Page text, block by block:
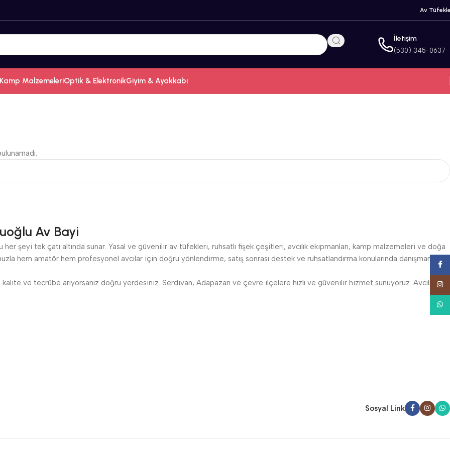
Av
İletişim
(530) 345-0637
Kamp MalzemeleriOptik & ElektronikGiyim & Ayakkabı
Av Bayi
her şeyi tek çatı altında sunar. Yasal ve güvenilir av tüfekleri, ruhsatlı fişek çeşitleri, avcılık ekipmanları, kamp malzemeleri ve doğa
hem amatör hem profesyonel avcılar için doğru yönlendirme, satış sonrası destek ve ruhsatlandırma konularında danışmanlık
ve tecrübe arıyorsanız doğru yerdesiniz. Serdivan, Adapazarı ve çevre ilçelere hızlı ve güvenilir hizmet sunuyoruz. Avcılıkta
Sosyal Link